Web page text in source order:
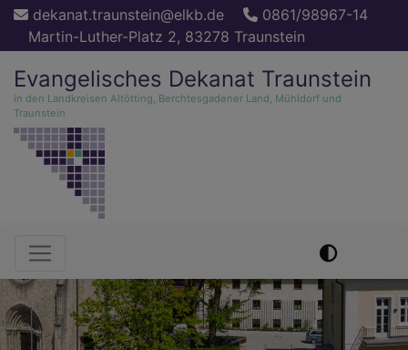
Direkt
Inhalt
dekanat.traunstein@elkb.de
0861/98967-14
Martin-Luther-Platz 2, 83278 Traunstein
Evangelisches Dekanat Traunstein
in den Landkreisen Altötting, Berchtesgadener Land, Mühldorf und
Traunstein
Hauptnavigation